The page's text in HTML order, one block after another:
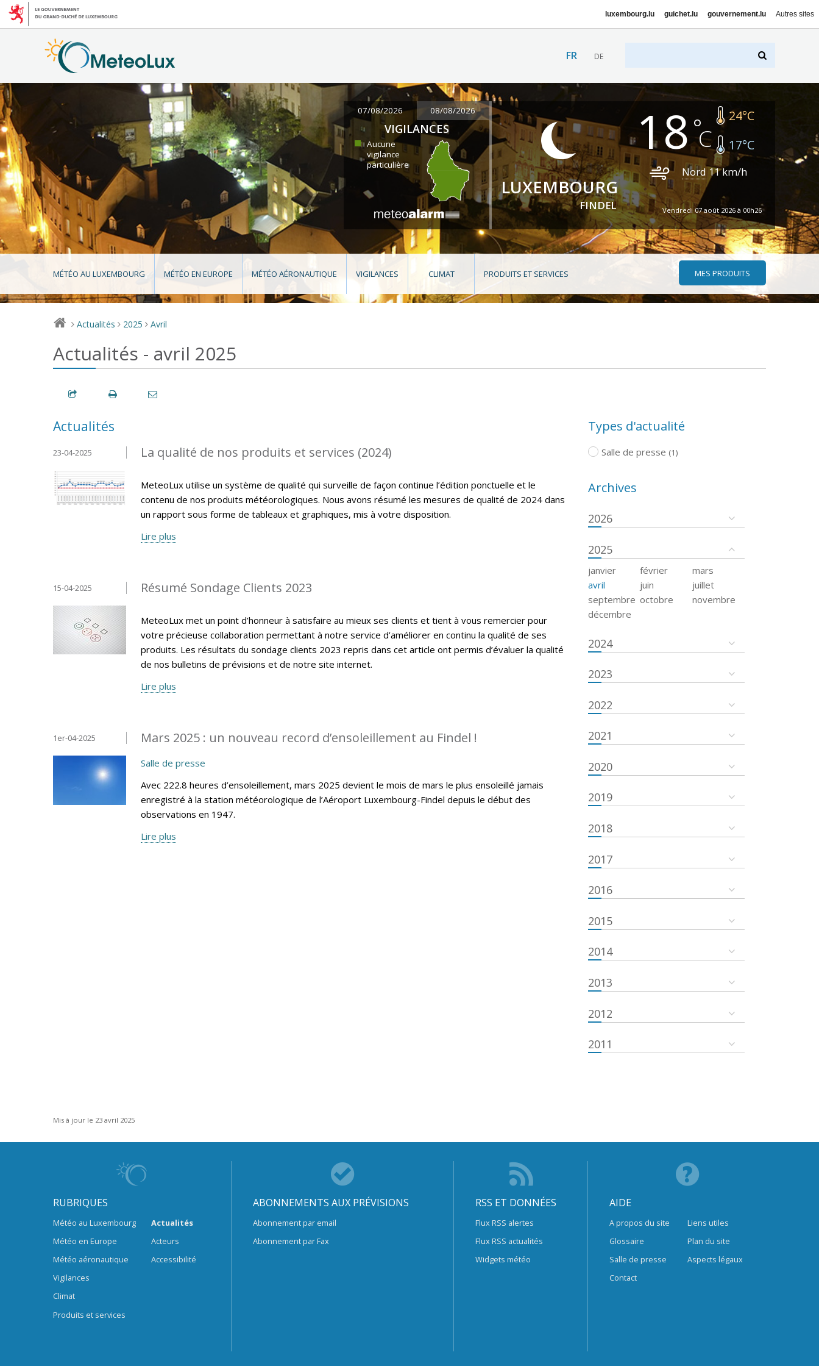
luxembourg.lu guichet.lu gouvernement.lu Autres sites
FR DE
07/08/2026 08/08/2026
VIGILANCES
Aucune
vigilance
particulière
LUXEMBOURG
FINDEL
18 24°C
17°C
Nord 11km/h
Vendredi 07 août 2026 à 00h26
MÉTÉO AU LUXEMBOURG MÉTÉO EN EUROPE MÉTÉO AÉRONAUTIQUE VIGILANCES CLIMAT PRODUITS ET SERVICES MES PRODUITS
> Actualités > 2025 > Avril
Actualités - avril 2025
Actualités
La qualité de nos produits et services (2024)
23-04-2025
MeteoLux utilise un système de qualité qui surveille de façon continue l’édition ponctuelle et le
contenu de nos produits météorologiques. Nous avons résumé les mesures de qualité de 2024 dans
un rapport sous forme de tableaux et graphiques, mis à votre disposition.
Lire plus
Résumé Sondage Clients 2023
15-04-2025
MeteoLux met un point d’honneur à satisfaire au mieux ses clients et tient à vous remercier pour
votre précieuse collaboration permettant à notre service d’améliorer en continu la qualité de ses
produits. Les résultats du sondage clients 2023 repris dans cet article ont permis d’évaluer la qualité
de nos bulletins de prévisions et de notre site internet.
Lire plus
Mars 2025 : un nouveau record d’ensoleillement au Findel !
1er-04-2025
Salle de presse
Avec 222.8 heures d’ensoleillement, mars 2025 devient le mois de mars le plus ensoleillé jamais
enregistré à la station météorologique de l’Aéroport Luxembourg-Findel depuis le début des
observations en 1947.
Lire plus
Types d'actualité
Salle de presse (1)
Archives
2026
2025
janvier février
mars
avril
juin
juillet
septembre octobre
novembre
décembre
2024
2023
2022
2021
2020
2019
2018
2017
2016
2015
2014
2013
2012
2011
Mis à jour le 23 avril 2025
RUBRIQUES
Météo au Luxembourg
Météo en Europe
Météo aéronautique
Vigilances
Climat
Produits et services
Actualités
Acteurs
Accessibilité
ABONNEMENTS AUX PRÉVISIONS
Abonnement par email
Abonnement par Fax
RSS ET DONNÉES
Flux RSS alertes
Flux RSS actualités
Widgets météo
AIDE
A propos du site
Glossaire
Salle de presse
Contact
Liens utiles
Plan du site
Aspects légaux